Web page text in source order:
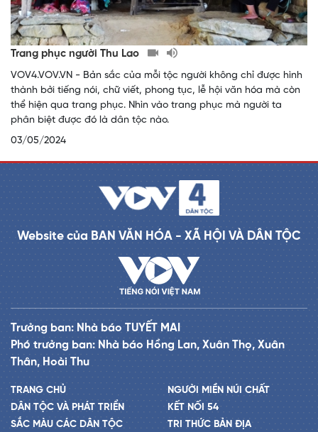
Trang phục người Thu Lao
VOV4.VOV.VN - Bản sắc của mỗi tộc người không chỉ được hình
thành bởi tiếng nói, chữ viết, phong tục, lễ hội văn hóa mà còn
thể hiện qua trang phục. Nhìn vào trang phục mà người ta
phân biệt được đó là dân tộc nào.
03/05/2024
Website của BAN VĂN HÓA - XÃ HỘI VÀ DÂN TỘC
Trưởng ban: Nhà báo TUYẾT MAI
Phó trưởng ban: Nhà báo Hồng Lan, Xuân Thọ, Xuân
Thân, Hoài Thu
TRANG CHỦ
DÂN TỘC VÀ PHÁT TRIỂN
SẮC MÀU CÁC DÂN TỘC
NGƯỜI MIỀN NÚI CHẤT
KẾT NỐI 54
TRI THỨC BẢN ĐỊA